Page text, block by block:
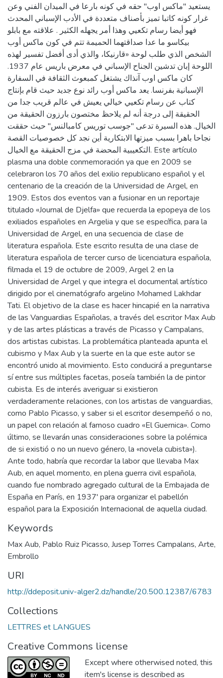
يستعيد "ماکس اوب" حقه في كونه بارعا في الميدان الفني وعن
غرار كونه كاتبا تميز بأصناف متعددة في الأدب الإسباني المحدث
فهو أيضا رسام تكعيي وهذا أمر يجهله الكثير . علاقته مع بابلو
بيكاسو ما عدا صداقتهما الحميمة تتم في كون ماکس أوب
الشخص الذي طلب لوحة «قارنیکا، والذي أدى أفضل تفسير لهذه
اللوحة إبان تدشين الجناح الإسباني في معرض باريس عام 1937.
كان ماکس اوب آنذاك يشتغل کمبعوث الثقافة في السفارة
الإسبانية بفرنسا. يعد ماكس أوب رائد نوع جديد حيث قام بإنتاج
كتاب عن رسام تكعيي خيالي يعيش في عالم قريب جدا من
الحقيقة إلى درجة أنه لم يلاحظ مختصون بارزون الحقيقة من
الخيال. هذه السيرة تدعى "جوسب توريس کامبالنس" حيث حققت
نجاحا باهرا بسبب ميزتها الابتكارية أين نجد كل خصوصيات القصة
التكعيبية المحضة في مزج الحقيقة مع الخيال. Este artículo
plasma una doble conmemoración ya que en 2009 se
celebraron los 70 años del exilio republicano español y el
centenario de la creación de la Universidad de Argel, en
1909. Estos dos eventos van a fusionar en un reportaje
titulado «Journal de Djelfa» que recuerda la epopeya de los
exiliados españoles en Argelia y que se específica, para la
Universidad de Argel, en una secuencia de clase de
literatura española. Este escrito resulta de una clase de
literatura española de tercer curso de licenciatura española,
filmada el 19 de octubre de 2009, Argel 2 en la
Universidad de Argel y que integra el documental artístico
dirigido por el cinematógrafo argelino Mohamed Lakhdar
Tati. El objetivo de la clase es hacer hincapié en la narrativa
de las Vanguardias Españolas, a través del escritor Max Aub
y de las artes plásticas a través de Picasso y Campalans,
dos artistas cubistas. La problemática planteada apunta el
cubismo y Max Aub y la suerte en la que este autor se
encontró unido al movimiento. Esto conducirá a preguntarse
sí entre sus múltiples facetas, poseía también la de pintor
cubista. Es de interés averiguar si existieron
verdaderamente relaciones, con los artistas de vanguardias,
como Pablo Picasso, y saber si el escritor desempeñó o no,
un papel con relación al famoso cuadro «El Guernica». Como
último, se llevarán unas consideraciones sobre la polémica
de si existió o no un nuevo género, la «novela cubista»).
Ante todo, habría que recordar la labor que llevaba Max
Aub, en aquel momento, en plena guerra civil española,
cuando fue nombrado agregado cultural de la Embajada de
España en París, en 1937' para organizar el pabellón
español para la Exposición Internacional de aquella ciudad.
Keywords
Max Aub, Pablo Ruiz Picasso, Jusep Torres Campalans, Arte,
Embrollo
URI
http://ddeposit.univ-alger2.dz/handle/20.500.12387/6783
Collections
LETTRES et LANGUES
Creative Commons license
Except where otherwised noted, this
item's license is described as